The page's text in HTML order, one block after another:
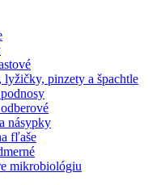
lyžičky, pinzety a špachtle
násypky
fľaše
mikrobiológiu